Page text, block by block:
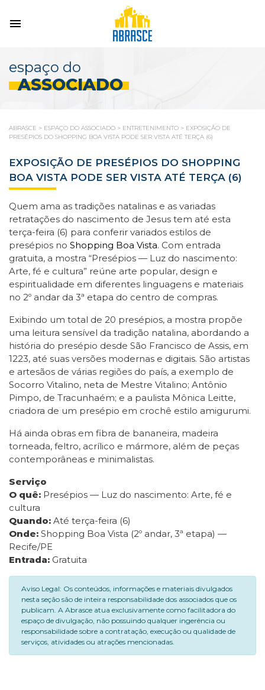
espaço do
ASSOCIADO
ABRASCE > ESPAÇO DO ASSOCIADO > ENTRETENIMENTO > EXPOSIÇÃO DE
PRESÉPIOS DO SHOPPING BOA VISTA PODE SER VISTA ATÉ TERÇA (6)
EXPOSIÇÃO DE PRESÉPIOS DO SHOPPING
BOA VISTA PODE SER VISTA ATÉ TERÇA (6)
Quem ama as tradições natalinas e as variadas
retratações do nascimento de Jesus tem até esta
terça-feira (6) para conferir variados estilos de
presépios no Shopping Boa Vista. Com entrada
gratuita, a mostra “Presépios — Luz do nascimento:
Arte, fé e cultura” reúne arte popular, design e
espiritualidade em diferentes linguagens e materiais
no 2º andar da 3ª etapa do centro de compras.
Exibindo um total de 20 presépios, a mostra propõe
uma leitura sensível da tradição natalina, abordando a
história do presépio desde São Francisco de Assis, em
1223, até suas versões modernas e digitais. São artistas
e artesãos de várias regiões do país, a exemplo de
Socorro Vitalino, neta de Mestre Vitalino; Antônio
Pimpo, de Tracunhaém; e a paulista Mônica Leitte,
criadora de um presépio em crochê estilo amigurumi.
Há ainda obras em fibra de bananeira, madeira
torneada, feltro, acrílico e mármore, além de peças
contemporâneas e minimalistas.
Serviço
O quê: Presépios — Luz do nascimento: Arte, fé e
cultura
Quando: Até terça-feira (6)
Onde: Shopping Boa Vista (2º andar, 3ª etapa) —
Recife/PE
Entrada: Gratuita
Aviso Legal: Os conteúdos, informações e materiais divulgados
nesta seção são de inteira responsabilidade dos associados que os
publicam. A Abrasce atua exclusivamente como facilitadora do
espaço de divulgação, não possuindo qualquer ingerência ou
responsabilidade sobre a contratação, execução ou qualidade de
serviços, atividades ou atrações mencionadas.